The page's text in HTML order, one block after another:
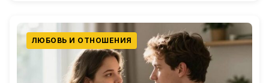
ЛЮБОВЬ И ОТНОШЕНИЯ